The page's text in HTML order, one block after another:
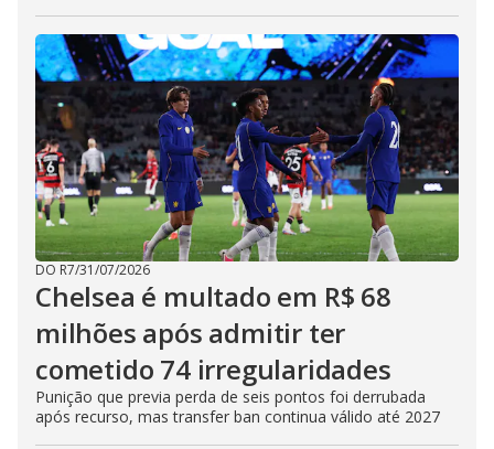
DO R7/31/07/2026
Chelsea é multado em R$ 68
milhões após admitir ter
cometido 74 irregularidades
Punição que previa perda de seis pontos foi derrubada
após recurso, mas transfer ban continua válido até 2027